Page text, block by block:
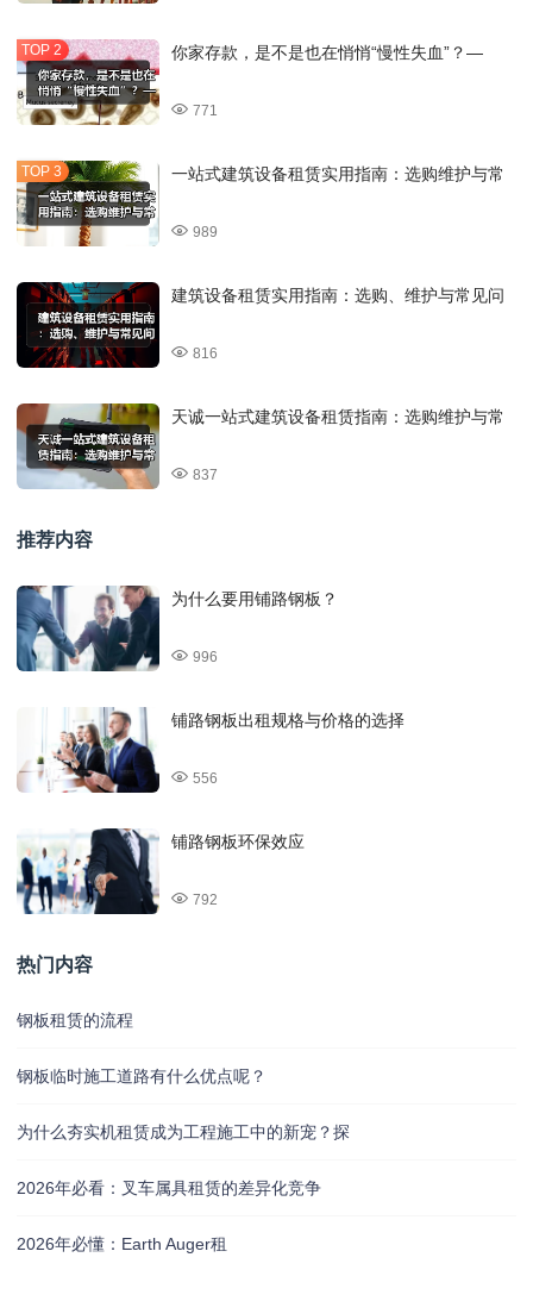
你家存款，是不是也在悄悄“慢性失血”？—
771
一站式建筑设备租赁实用指南：选购维护与常
989
建筑设备租赁实用指南：选购、维护与常见问
816
天诚一站式建筑设备租赁指南：选购维护与常
837
推荐内容
为什么要用铺路钢板？
996
铺路钢板出租规格与价格的选择
556
铺路钢板环保效应
792
热门内容
钢板租赁的流程
钢板临时施工道路有什么优点呢？
为什么夯实机租赁成为工程施工中的新宠？探
2026年必看：叉车属具租赁的差异化竞争
2026年必懂：Earth Auger租